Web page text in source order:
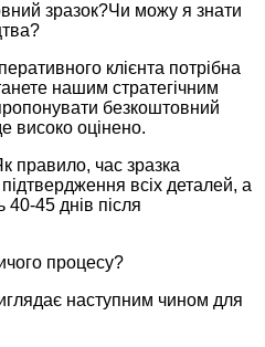
зразок?Чи можу я знати
клієнта потрібна
нашим стратегічним
безкоштовний
високо оцінено.
правило, час зразка
всіх деталей, а
45 днів після
процесу?
наступним чином для